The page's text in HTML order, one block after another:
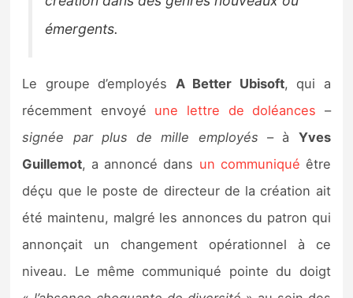
émergents.
Le groupe d’employés A Better Ubisoft, qui a
récemment envoyé une lettre de doléances –
signée par plus de mille employés – à Yves
Guillemot, a annoncé dans un communiqué être
déçu que le poste de directeur de la création ait
été maintenu, malgré les annonces du patron qui
annonçait un changement opérationnel à ce
niveau. Le même communiqué pointe du doigt